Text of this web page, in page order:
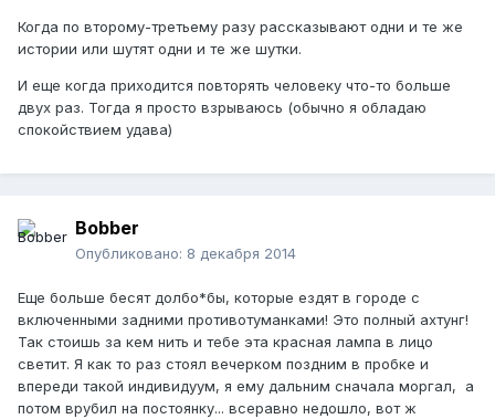
Когда по второму-третьему разу рассказывают одни и те же
истории или шутят одни и те же шутки.
И еще когда приходится повторять человеку что-то больше
двух раз. Тогда я просто взрываюсь (обычно я обладаю
спокойствием удава)
Bobber
Опубликовано: 8 декабря 2014
Еще больше бесят долбо*бы, которые ездят в городе с
включенными задними противотуманками! Это полный ахтунг!
Так стоишь за кем нить и тебе эта красная лампа в лицо
светит. Я как то раз стоял вечерком поздним в пробке и
впереди такой индивидуум, я ему дальним сначала моргал, а
потом врубил на постоянку... всеравно недошло, вот ж